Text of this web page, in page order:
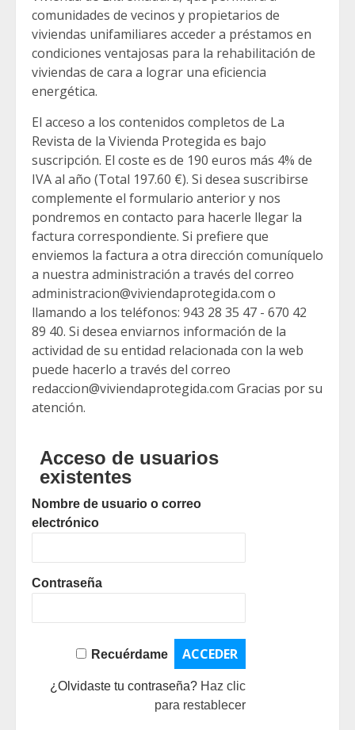
comunidades de vecinos y propietarios de
viviendas unifamiliares acceder a préstamos en
condiciones ventajosas para la rehabilitación de
viviendas de cara a lograr una eficiencia
energética.
El acceso a los contenidos completos de La
Revista de la Vivienda Protegida es bajo
suscripción. El coste es de 190 euros más 4% de
IVA al año (Total 197.60 €). Si desea suscribirse
complemente el formulario anterior y nos
pondremos en contacto para hacerle llegar la
factura correspondiente. Si prefiere que
enviemos la factura a otra dirección comuníquelo
a nuestra administración a través del correo
administracion@viviendaprotegida.com o
llamando a los teléfonos: 943 28 35 47 - 670 42
89 40. Si desea enviarnos información de la
actividad de su entidad relacionada con la web
puede hacerlo a través del correo
redaccion@viviendaprotegida.com Gracias por su
atención.
Acceso de usuarios
existentes
Nombre de usuario o correo
electrónico
Contraseña
Recuérdame
¿Olvidaste tu contraseña? Haz clic
para restablecer